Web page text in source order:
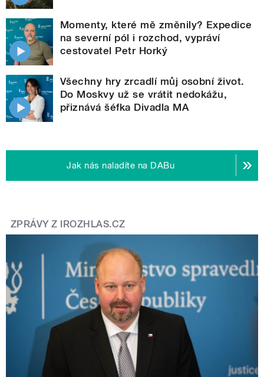
Momenty, které mě změnily? Expedice
na severní pól i rozchod, vypráví
cestovatel Petr Horký
Všechny hry zrcadlí můj osobní život.
Do Moskvy už se vrátit nedokážu,
přiznává šéfka Divadla MA
Jak nás naladíte na DABu
ZPRÁVY Z IROZHLAS.CZ